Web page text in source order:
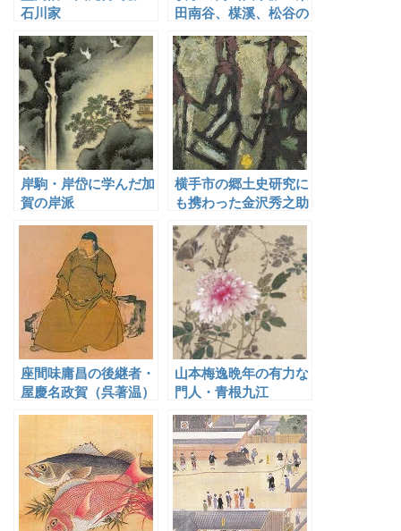
石川家
田南谷、楳溪、松谷の
三代
岸駒・岸岱に学んだ加
賀の岸派
横手市の郷土史研究に
も携わった金沢秀之助
座間味庸昌の後継者・
屋慶名政賀（呉著温）
山本梅逸晩年の有力な
門人・青根九江